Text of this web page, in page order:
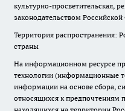
культурно-просветительская,
законодательством
Территория распространения:
страны
На информационном ресурсе
технологии (информационные
информации на основе сбора,
относящихся к предпочтениям